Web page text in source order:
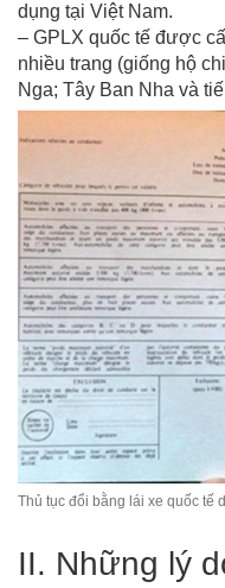
dụng tại Việt Nam.
– GPLX quốc tế được
nhiều trang (giống hộ
Nga; Tây Ban Nha và
Thủ tục đổi bằng lái xe quốc tế
II. Những lý